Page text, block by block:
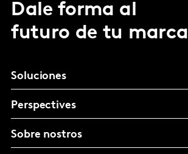
Dale forma al
futuro de tu marca
Soluciones
Perspectives
Sobre nostros